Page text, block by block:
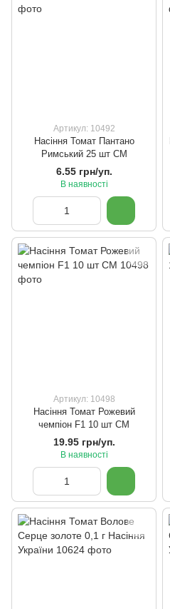
Артикул: 10492
Насіння Томат Пантано
Римський 25 шт СМ
6.55 грн/уп.
В наявності
Артикул: 10498
Насіння Томат Рожевий
чемпіон F1 10 шт СМ
19.95 грн/уп.
В наявності